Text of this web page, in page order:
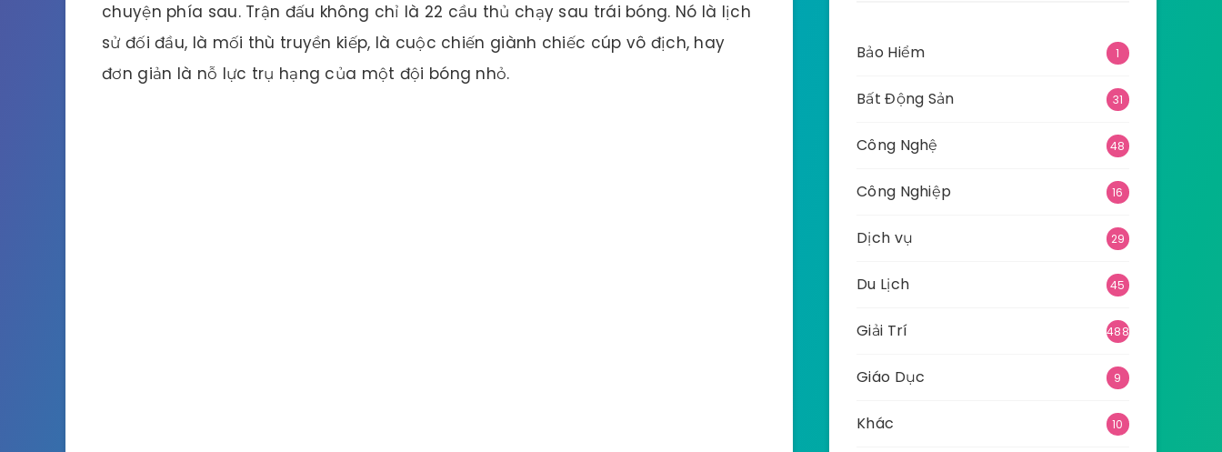
chuyện phía sau. Trận đấu không chỉ là 22 cầu thủ chạy sau trái bóng. Nó là lịch
sử đối đầu, là mối thù truyền kiếp, là cuộc chiến giành chiếc cúp vô địch, hay
đơn giản là nỗ lực trụ hạng của một đội bóng nhỏ.
Bảo Hiểm 1
Bất Động Sản 31
Công Nghệ 48
Công Nghiệp 16
Dịch vụ 29
Du Lịch 45
Giải Trí 488
Giáo Dục 9
Khác 10